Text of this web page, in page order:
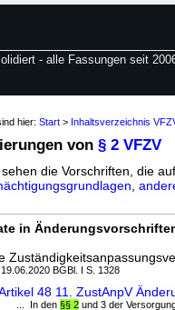
- alle Fassungen seit
hier: Start > Inhaltsverzeichnis
von § 2 VFZV
die Vorschriften, die
in
19.06.2020 BGBl. I S. 1328
48 11. ZustAnpV
... In den §§ 2 und 3 der